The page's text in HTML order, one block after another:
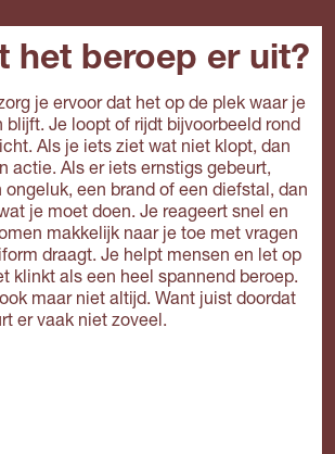
het beroep er uit?
je ervoor dat het op de plek waar je
blijft. Je loopt of rijdt bijvoorbeeld rond
Als je iets ziet wat niet klopt, dan
actie. Als er iets ernstigs gebeurt,
ongeluk, een brand of een diefstal, dan
je moet doen. Je reageert snel en
makkelijk naar je toe met vragen
draagt. Je helpt mensen en let op
klinkt als een heel spannend beroep.
maar niet altijd. Want juist doordat
er vaak niet zoveel.